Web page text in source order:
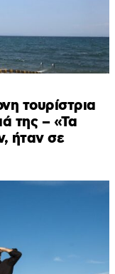
τουρίστρια
της – «Τα
ήταν σε